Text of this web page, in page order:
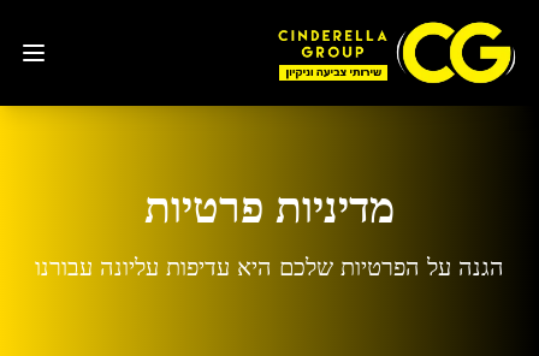
מדיניות פרטיות
הגנה על הפרטיות שלכם היא עדיפות עליונה עבורנו